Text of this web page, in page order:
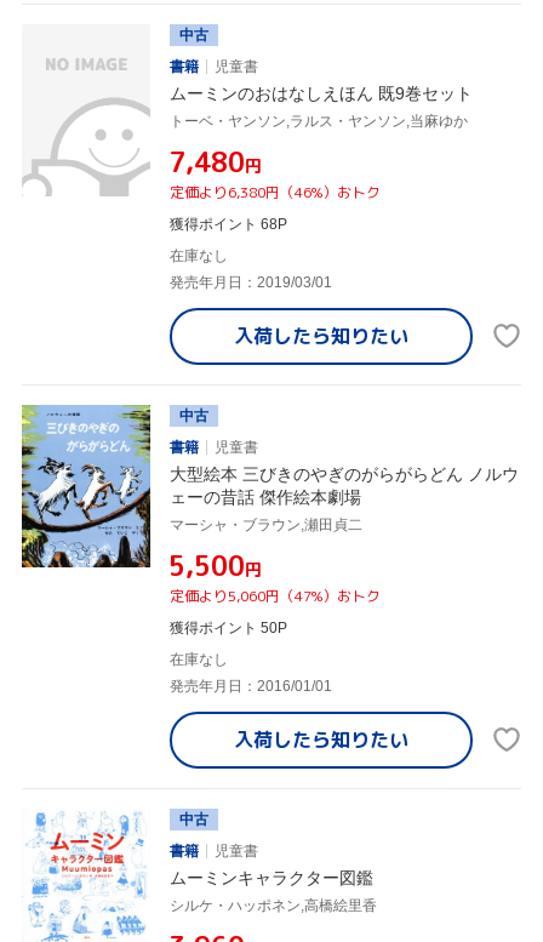
中古
書籍
児童書
ムーミンのおはなしえほん 既9巻セット
トーベ・ヤンソン,ラルス・ヤンソン,当麻ゆか
¥7,480円
定価より6,380円（46%）おトク
獲得ポイント 68P
在庫なし
発売年月日：2019/03/01
入荷したら知りたい
中古
書籍
児童書
大型絵本 三びきのやぎのがらがらどん ノルウ
ェーの昔話 傑作絵本劇場
マーシャ・ブラウン,瀬田貞二
¥5,500円
定価より5,060円（47%）おトク
獲得ポイント 50P
在庫なし
発売年月日：2016/01/01
入荷したら知りたい
中古
書籍
児童書
ムーミンキャラクター図鑑
シルケ・ハッポネン,高橋絵里香